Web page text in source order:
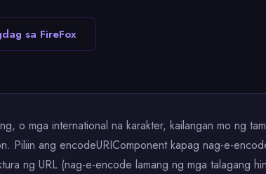
sa FireFox
o mga international na karakter, kailangan mo ng
Piliin ang encodeURIComponent kapag nag-e-
ng URL (nag-e-encode lamang ng mga talagang